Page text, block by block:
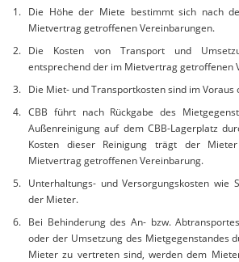
Die Höhe der Miete bestimmt sich nach
Mietvertrag getroffenen Vereinbarungen.
Die Kosten von Transport und
entsprechend der im Mietvertrag getroffenen
Die Miet- und Transportkosten sind im Voraus
CBB führt nach Rückgabe des
Außenreinigung auf dem CBB-Lagerplatz
Kosten dieser Reinigung trägt der
Mietvertrag getroffenen Vereinbarung.
Unterhaltungs- und Versorgungskosten wie
der Mieter.
Bei Behinderung des An- bzw.
oder der Umsetzung des Mietgegenstandes
Mieter zu vertreten sind, werden dem